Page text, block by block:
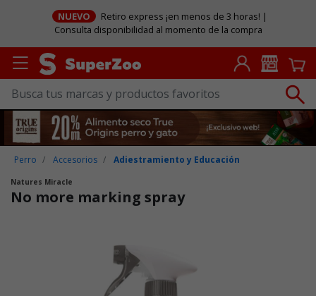
NUEVO
Retiro express ¡en menos de 3 horas! |
Consulta disponibilidad al momento de la compra
Perro Accesorios Adiestramiento y Educación
Natures Miracle
No more marking spray